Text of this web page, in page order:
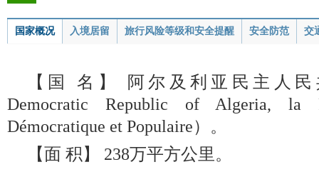
国家概况 入境居留 旅行风险等级和安全提醒 安全防范 交
【国 名】 阿尔及利亚民主人民
Democratic Republic of Algeria, la
Démocratique et Populaire）。
【面 积】 238万平方公里。